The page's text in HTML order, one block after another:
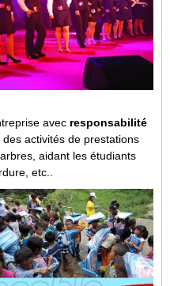
avec responsabilité
des activités de prestations
aidant les étudiants
etc..